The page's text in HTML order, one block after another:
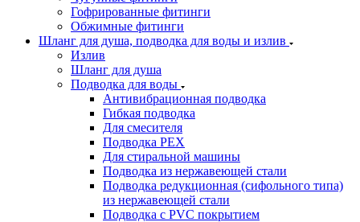
Гофрированные фитинги
Обжимные фитинги
Шланг для душа, подводка для воды и излив
Излив
Шланг для душа
Подводка для воды
Антивибрационная подводка
Гибкая подводка
Для смесителя
Подводка PEX
Для стиральной машины
Подводка из нержавеющей стали
Подводка редукционная (сифольного типа)
из нержавеющей стали
Подводка с PVC покрытием